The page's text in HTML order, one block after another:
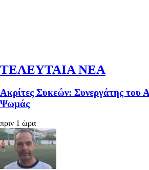
ΤΕΛΕΥΤΑΙΑ ΝΕΑ
Ακρίτες Συκεών: Συνεργάτης του
Ψωμάς
πριν 1 ώρα